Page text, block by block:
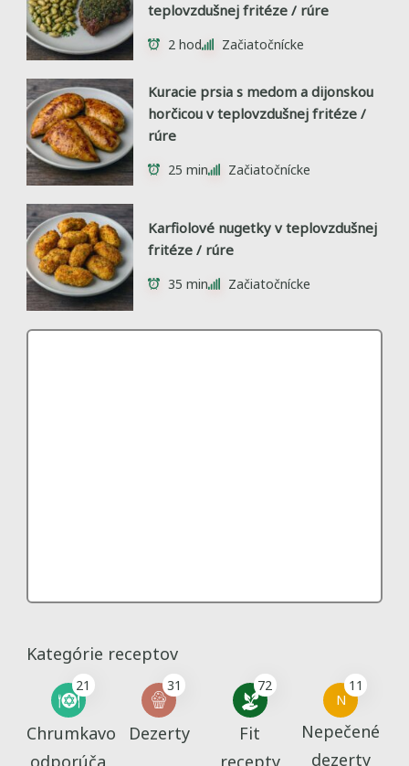
teplovzdušnej fritéze / rúre
2 hod Začiatočnícke
Kuracie prsia s medom a dijonskou
horčicou v teplovzdušnej fritéze /
rúre
25 min Začiatočnícke
Karfiolové nugetky v teplovzdušnej
fritéze / rúre
35 min Začiatočnícke
Kategórie receptov
21
Chrumkavo
31
Dezerty
72
Fit
N
11
Nepečené
dezerty